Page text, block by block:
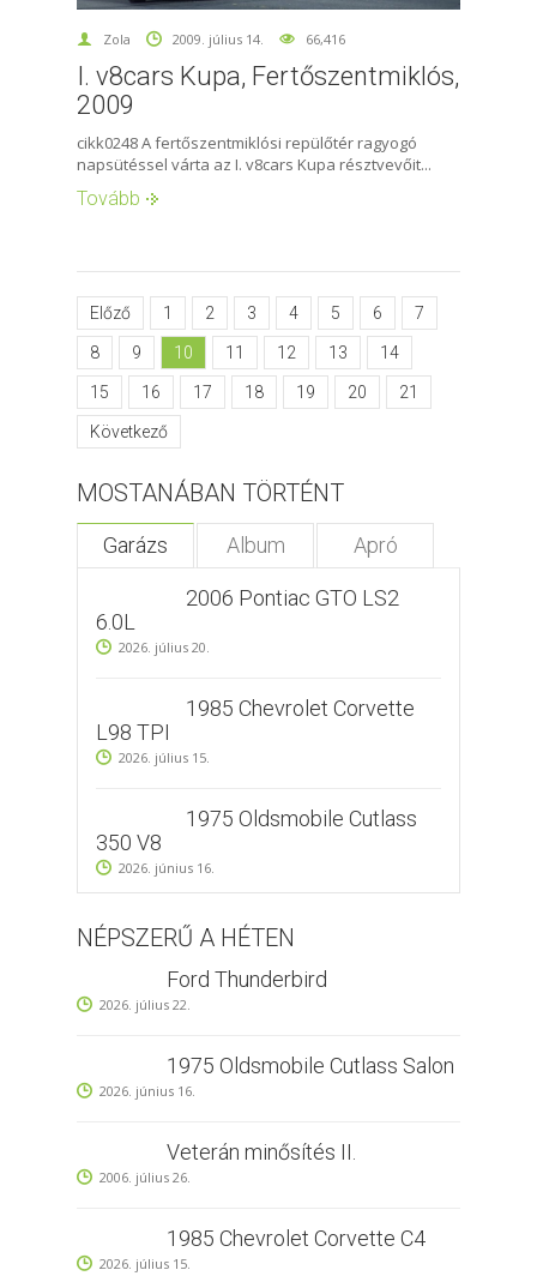
Zola 2009. július 14. 66,416
I. v8cars Kupa, Fertőszentmiklós,
2009
cikk0248 A fertőszentmiklósi repülőtér ragyogó
napsütéssel várta az I. v8cars Kupa résztvevőit...
Tovább
Előző 1 2 3 4 5 6 7
8 9 10 11 12 13 14
15 16 17 18 19 20 21
Következő
MOSTANÁBAN TÖRTÉNT
Garázs Album Apró
2006 Pontiac GTO LS2
6.0L
2026. július 20.
1985 Chevrolet Corvette
L98 TPI
2026. július 15.
1975 Oldsmobile Cutlass
350 V8
2026. június 16.
NÉPSZERŰ A HÉTEN
Ford Thunderbird
2026. július 22.
1975 Oldsmobile Cutlass Salon
2026. június 16.
Veterán minősítés II.
2006. július 26.
1985 Chevrolet Corvette C4
2026. július 15.